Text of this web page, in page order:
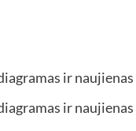
ir naujienas
ir naujienas